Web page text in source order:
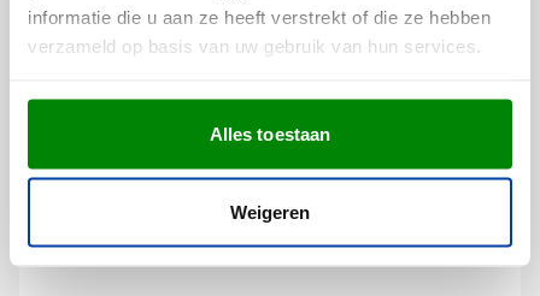
informatie die u aan ze heeft verstrekt of die ze hebben
verzameld op basis van uw gebruik van hun services.
Alles toestaan
Weigeren
Gratis digitaal voorbeeld van je
Wil je eerst zien hoe jouw logo eruitziet op deze
knuffelsleutelhanger? Vraag eenvoudig een gratis
digitaal voorbeeld aan. Zo weet je precies wat je kunt
informatie of persoonlijk advies - we denken graag
met je mee!
Lees meer